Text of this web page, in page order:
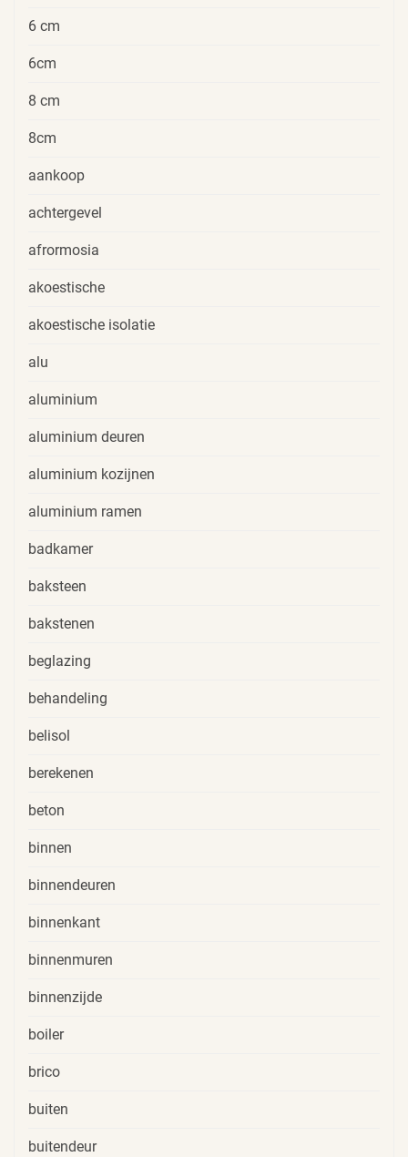
6 cm
6cm
8 cm
8cm
aankoop
achtergevel
afrormosia
akoestische
akoestische isolatie
alu
aluminium
aluminium deuren
aluminium kozijnen
aluminium ramen
badkamer
baksteen
bakstenen
beglazing
behandeling
belisol
berekenen
beton
binnen
binnendeuren
binnenkant
binnenmuren
binnenzijde
boiler
brico
buiten
buitendeur